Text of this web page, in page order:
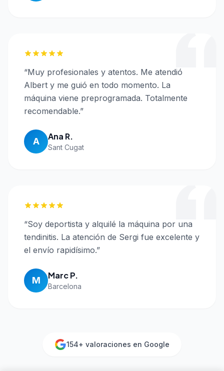
“Muy profesionales y atentos. Me atendió
Albert y me guió en todo momento. La
máquina viene preprogramada. Totalmente
recomendable.”
A Ana R.
Sant Cugat
“Soy deportista y alquilé la máquina por una
tendinitis. La atención de Sergi fue excelente y
el envío rapidísimo.”
M Marc P.
Barcelona
154+ valoraciones en Google